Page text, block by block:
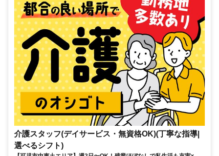
介護スタッフ(デイサービス・無資格OK)(丁寧な指導|
選べるシフト)